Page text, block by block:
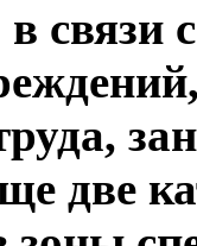
связи
две